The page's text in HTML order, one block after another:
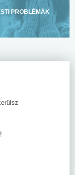
PROBLÉMÁK